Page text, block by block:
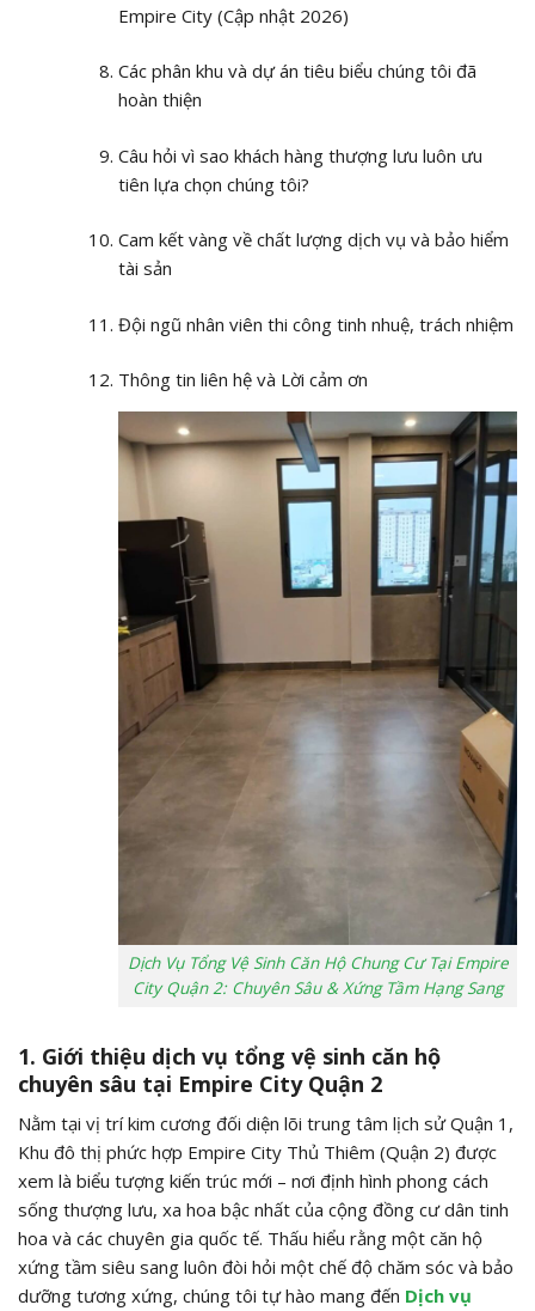
Empire City (Cập nhật 2026)
Các phân khu và dự án tiêu biểu chúng tôi đã
hoàn thiện
Câu hỏi vì sao khách hàng thượng lưu luôn ưu
tiên lựa chọn chúng tôi?
Cam kết vàng về chất lượng dịch vụ và bảo hiểm
tài sản
Đội ngũ nhân viên thi công tinh nhuệ, trách nhiệm
Thông tin liên hệ và Lời cảm ơn
Dịch Vụ Tổng Vệ Sinh Căn Hộ Chung Cư Tại Empire
City Quận 2: Chuyên Sâu & Xứng Tầm Hạng Sang
1. Giới thiệu dịch vụ tổng vệ sinh căn hộ
chuyên sâu tại Empire City Quận 2
Nằm tại vị trí kim cương đối diện lõi trung tâm lịch sử Quận 1,
Khu đô thị phức hợp Empire City Thủ Thiêm (Quận 2) được
xem là biểu tượng kiến trúc mới – nơi định hình phong cách
sống thượng lưu, xa hoa bậc nhất của cộng đồng cư dân tinh
hoa và các chuyên gia quốc tế. Thấu hiểu rằng một căn hộ
xứng tầm siêu sang luôn đòi hỏi một chế độ chăm sóc và bảo
dưỡng tương xứng, chúng tôi tự hào mang đến Dịch vụ